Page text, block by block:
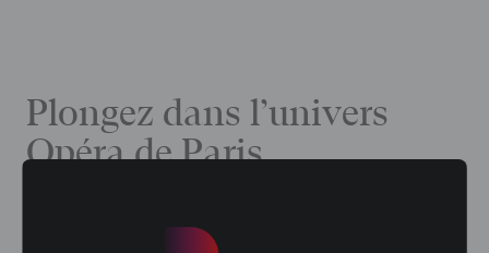
Plongez dans l’univers
Opéra de Paris